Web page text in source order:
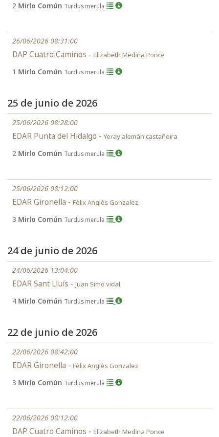
2 Mirlo Común Turdus merula
26/06/2026 08:31:00
DAP Cuatro Caminos - Elizabeth Medina Ponce
1 Mirlo Común Turdus merula
25 de junio de 2026
25/06/2026 08:28:00
EDAR Punta del Hidalgo - Yeray alemán castañeira
2 Mirlo Común Turdus merula
25/06/2026 08:12:00
EDAR Gironella - Fèlix Anglès Gonzalez
3 Mirlo Común Turdus merula
24 de junio de 2026
24/06/2026 13:04:00
EDAR Sant Lluís - Juan Simó vidal
4 Mirlo Común Turdus merula
22 de junio de 2026
22/06/2026 08:42:00
EDAR Gironella - Fèlix Anglès Gonzalez
3 Mirlo Común Turdus merula
22/06/2026 08:12:00
DAP Cuatro Caminos - Elizabeth Medina Ponce